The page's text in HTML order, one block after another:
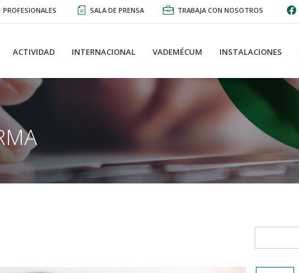
PROFESIONALES SALA DE PRENSA TRABAJA CON NOSOTROS
ACTIVIDAD INTERNACIONAL VADEMÉCUM INSTALACIONES